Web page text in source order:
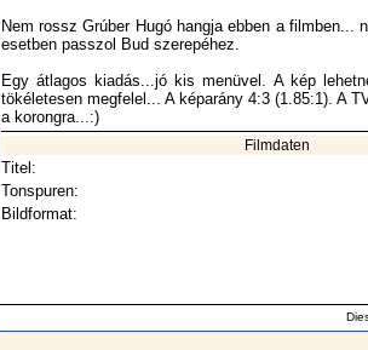
Nem rossz Grúber Hugó hangja ebben a filmben...
esetben passzol Bud szerepéhez.
Egy átlagos kiadás...jó kis menüvel. A kép
tökéletesen megfelel... A képarány 4:3 (1.85:1). A
a korongra...:)
Filmdaten
Titel:
Tonspuren:
Bildformat: